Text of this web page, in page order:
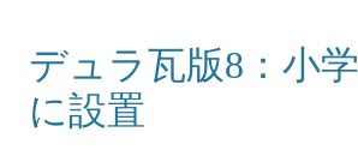
デュラ瓦版8：小
に設置